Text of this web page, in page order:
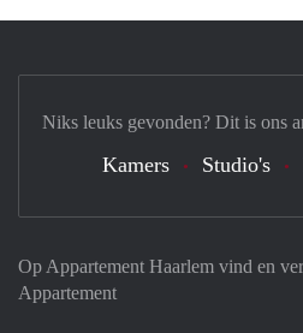
Op Appartement Haarlem vind en
Appartement
Niks leuks gevonden? Dit is ons
Kamers Studio's